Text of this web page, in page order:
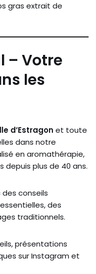
gras extrait de
– Votre
les
d’Estragon et toute
dans notre
en aromathérapie,
plus de 40 ans.
conseils
des
traditionnels.
présentations
surInstagram et